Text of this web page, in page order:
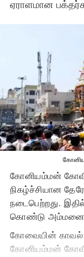
ஏராளமான
கோனியம்மன்
நிகழ்ச்சியான
நடைபெற்றது.
கொண்டு அம்மனை
கோவையின் காவல்
கோனியம்மன்